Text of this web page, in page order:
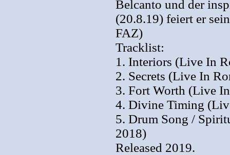
Belcanto und der
(20.8.19) feiert er
FAZ)
Tracklist:
1. Interiors (Live In
2. Secrets (Live In
3. Fort Worth (Live
4. Divine Timing
5. Drum Song /
2018)
Released 2019.